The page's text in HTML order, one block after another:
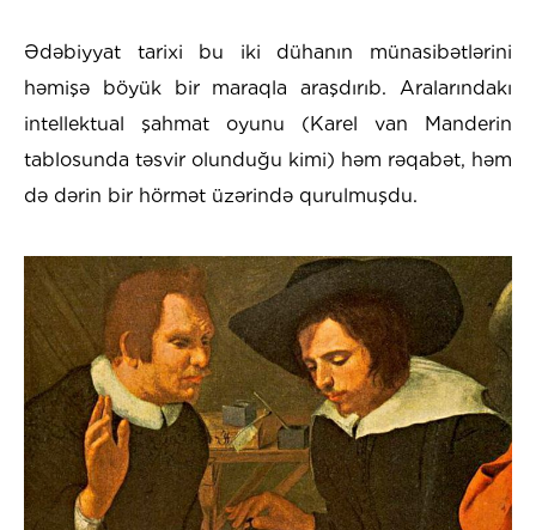
Ədəbiyyat tarixi bu iki dühanın münasibətlərini
həmişə böyük bir maraqla araşdırıb. Aralarındakı
intellektual şahmat oyunu (Karel van Manderin
tablosunda təsvir olunduğu kimi) həm rəqabət, həm
də dərin bir hörmət üzərində qurulmuşdu.